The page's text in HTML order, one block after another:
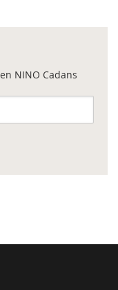
NINO Cadans